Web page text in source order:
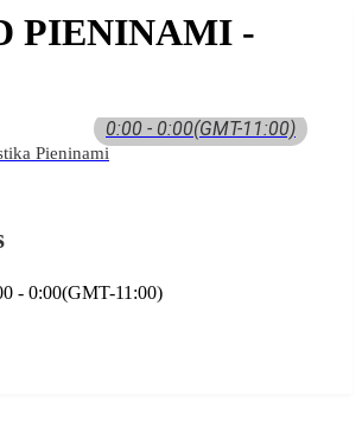
PIENINAMI -
0:00 - 0:00(GMT-11:00)
Pieninami
- 0:00(GMT-11:00)